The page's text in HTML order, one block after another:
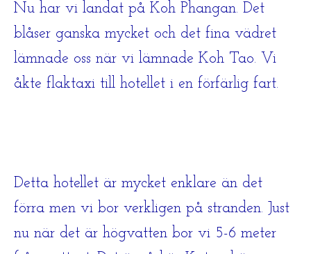
Nu har vi landat på Koh Phangan. Det
blåser ganska mycket och det fina vädret
lämnade oss när vi lämnade Koh Tao. Vi
åkte flaktaxi till hotellet i en förfärlig fart.
Detta hotellet är mycket enklare än det
förra men vi bor verkligen på stranden. Just
nu när det är högvatten bor vi 5-6 meter